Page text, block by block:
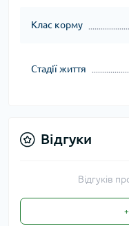
Клас корму
Стадії життя
Відгуки
Відгуків